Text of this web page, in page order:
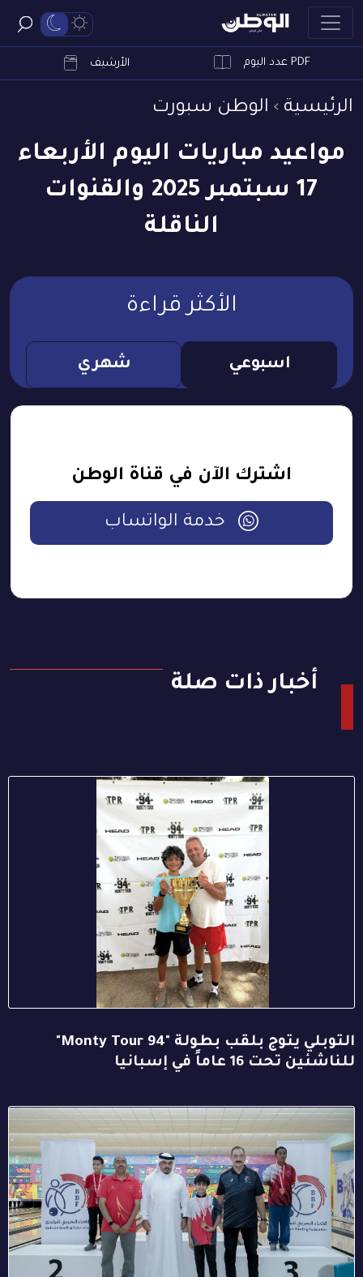
PDF عدد اليوم الأرشيف
الرئيسية الوطن سبورت
مواعيد مباريات اليوم الأربعاء
17 سبتمبر 2025 والقنوات
الناقلة
الأكثر قراءة
اسبوعي شهري
اشترك الآن في قناة الوطن
خدمة الواتساب
أخبار ذات صلة
التوبلي يتوج بلقب بطولة "94 Monty Tour"
للناشئين تحت 16 عاماً في إسبانيا